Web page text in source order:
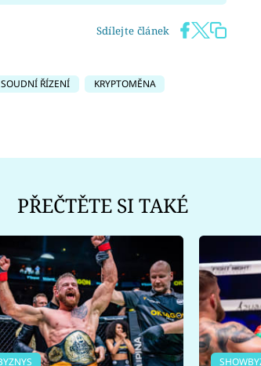
Sdílejte článek
SOUDNÍ ŘÍZENÍ
KRYPTOMĚNA
PŘEČTĚTE SI TAKÉ